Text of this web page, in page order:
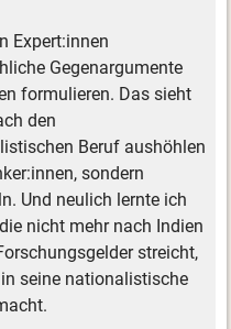
Expert:innen
Gegenargumente
formulieren. Das sieht
den
Beruf aushöhlen
sondern
Und neulich lernte ich
nicht mehr nach Indien
streicht,
seine nationalistische